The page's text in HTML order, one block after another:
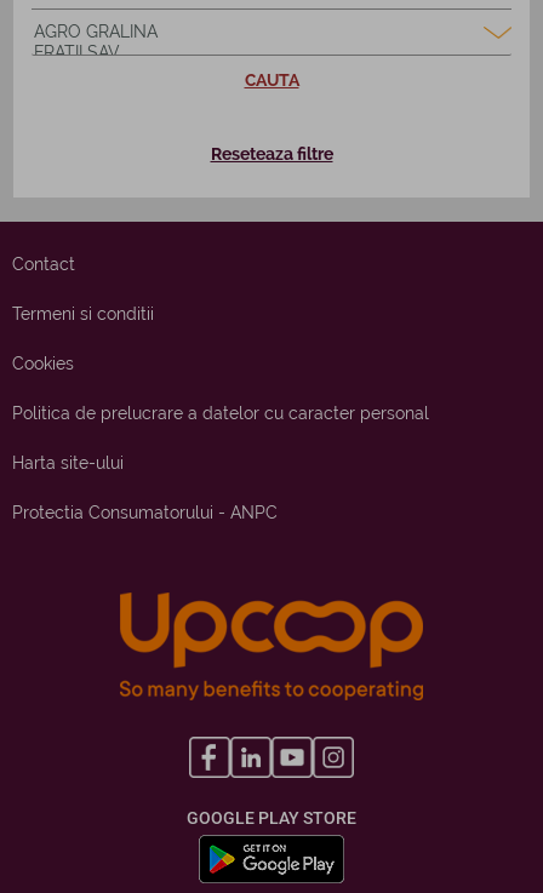
CAUTA
Reseteaza filtre
Contact
Termeni si conditii
Cookies
Politica de prelucrare a datelor cu caracter personal
Harta site-ului
Protectia Consumatorului - ANPC
GOOGLE PLAY STORE